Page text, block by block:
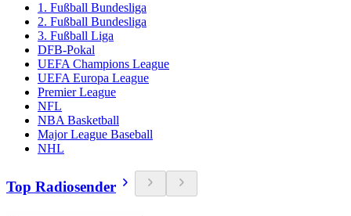
1. Fußball Bundesliga
2. Fußball Bundesliga
3. Fußball Liga
DFB-Pokal
UEFA Champions League
UEFA Europa League
Premier League
NFL
NBA Basketball
Major League Baseball
NHL
Top Radiosender